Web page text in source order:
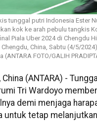
tunggal putri Indonesia Ester
kok ke arah pebulu tangkis
Piala Uber 2024 di Chengdu
China, Sabtu (4/5/
(ANTARA FOTO/GALIH
China (ANTARA) -
Tri Wardoyo
demi menjaga
untuk tetap